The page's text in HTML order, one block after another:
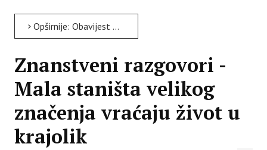
Opširnije: Obavijest kandidatima o danu održavanja i načinu provedbe postupka testiranja
Znanstveni razgovori -
Mala staništa velikog
značenja vraćaju život u
krajolik